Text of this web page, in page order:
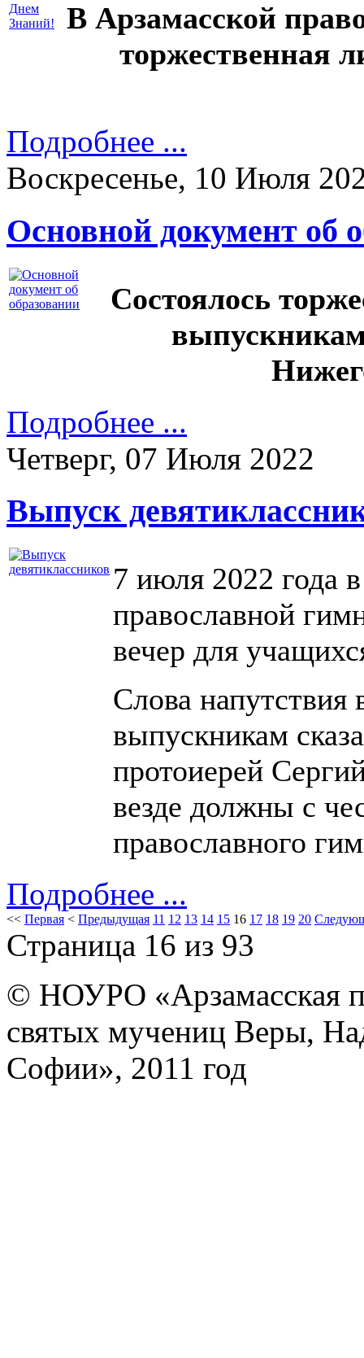
В Арзамасской
торжественная
Подробнее ...
Воскресенье, 10 Июля
Основной документ об
Состоялось
Подробнее ...
Четверг, 07 Июля 2022
Выпуск
7 июля 2022 года
православной
вечер для
Слова
выпускникам
протоиерей
везде должны с
православного
Подробнее ...
<< Первая < Предыдущая 11 12 13 14 15 16 17 18 19 20
Страница 16 из 93
© НОУРО «Арзамасская
святых мучениц Веры,
Софии», 2011 год